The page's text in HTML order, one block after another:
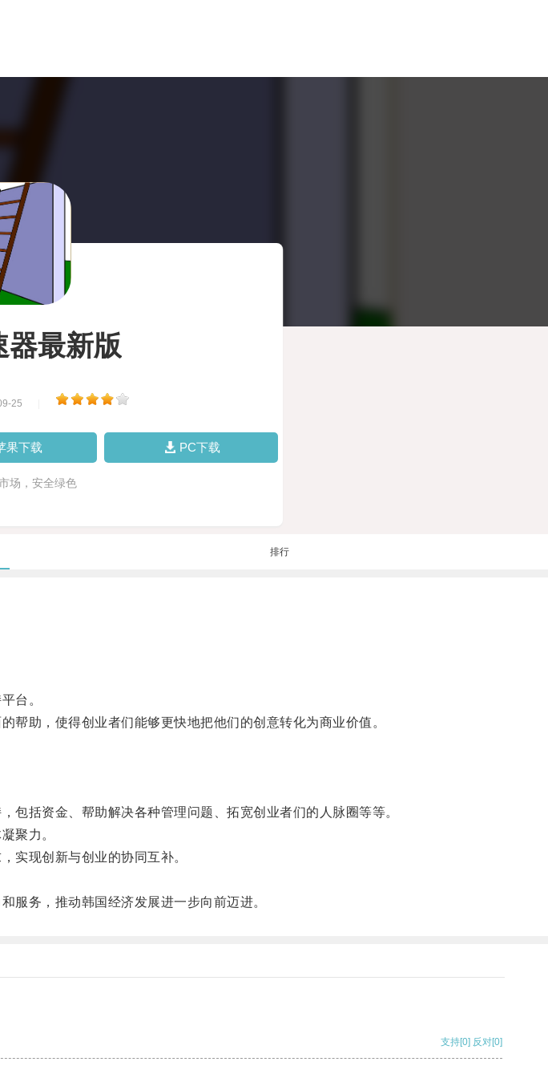
器最新版
25
果下载 PC下载
场，安全绿色
排行
台。
助，使得创业者们能够更快地把他们的创意转化为商业价值。
括资金、帮助解决各种管理问题、拓宽创业者们的人脉圈等等。
聚力。
现创新与创业的协同互补。
务，推动韩国经济发展进一步向前迈进。
支持[0] 反对[0]